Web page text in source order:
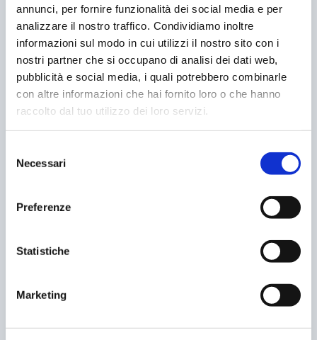
annunci, per fornire funzionalità dei social media e per
analizzare il nostro traffico. Condividiamo inoltre
informazioni sul modo in cui utilizzi il nostro sito con i
nostri partner che si occupano di analisi dei dati web,
pubblicità e social media, i quali potrebbero combinarle
con altre informazioni che hai fornito loro o che hanno
raccolto dal tuo utilizzo dei loro servizi.
delNecessari
Preferenze
Statistiche
Marketing
PRECEDENTE
L’AUTO CONNESSA! DOVE
CELEBRARLA, SE NON A
MONZA?
PROSSIMO
IL GARAGE DI LAPO
POST CORRELATI
PULLMAN TURISTICI A ROMA: INGRESSO